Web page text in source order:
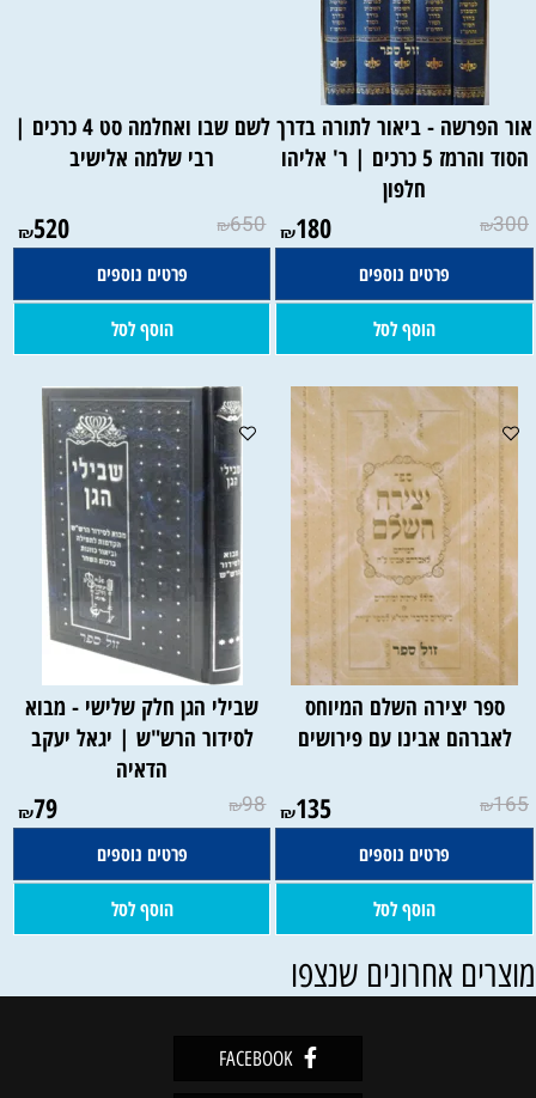
הפרשה - ביאור לתורה בדרך
הסוד והרמז 5 כרכים | ר' אליהו
חלפון
₪300
₪180
פרטים נוספים
הוסף לסל
לשם שבו ואחלמה סט 4 כרכים |
רבי שלמה אלישיב
₪650
₪520
פרטים נוספים
הוסף לסל
ספר יצירה השלם המיוחס
לאברהם אבינו עם פירושים
₪165
₪135
פרטים נוספים
הוסף לסל
שבילי הגן חלק שלישי - מבוא
לסידור הרש"ש | יגאל יעקב
הדאיה
₪98
₪79
פרטים נוספים
הוסף לסל
אחרונים שנצפו
FACEBOOK